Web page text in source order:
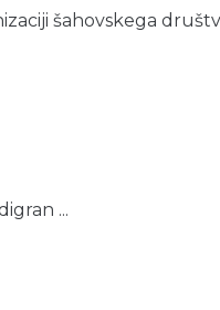
šahovskega
...